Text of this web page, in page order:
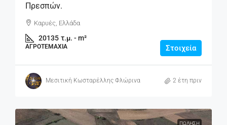
Πρεσπών.
Καρυές, Ελλάδα
20135 τ.μ. - m²
ΑΓΡΟΤΕΜΆΧΙΑ Στοιχεία
Μεσιτική Κωσταρέλλης Φλώρινα 2 έτη πριν
ΠΏΛΗΣΗ